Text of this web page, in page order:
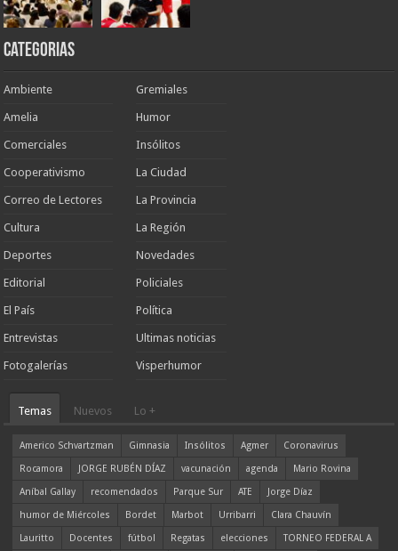
Categorias
Ambiente
Amelia
Comerciales
Cooperativismo
Correo de Lectores
Cultura
Deportes
Editorial
El País
Entrevistas
Fotogalerías
Gremiales
Humor
Insólitos
La Ciudad
La Provincia
La Región
Novedades
Policiales
Política
Ultimas noticias
Visperhumor
Temas Nuevos Lo +
Americo Schvartzman Gimnasia Insólitos Agmer
Coronavirus
Rocamora
JORGE RUBÉN DÍAZ vacunación agenda
Mario Rovina
Aníbal Gallay
recomendados Parque Sur ATE
Jorge Díaz
humor de Miércoles
Bordet Marbot Urribarri
Clara Chauvín
Lauritto
Docentes fútbol Regatas elecciones TORNEO FEDERAL A